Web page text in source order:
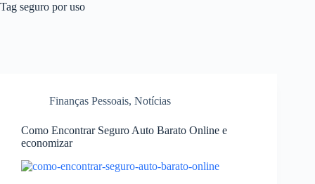
Tag seguro por uso
Finanças Pessoais, Notícias
Como Encontrar Seguro Auto Barato Online e
economizar